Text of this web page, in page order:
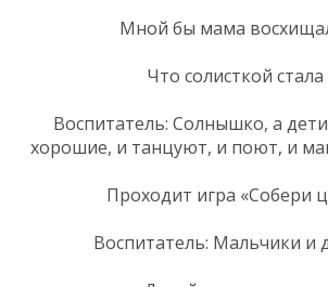
Мной бы мама
Что солисткой стала
Воспитатель: Солнышко, а
хорошие, и танцуют, и поют, и
Проходит игра «Собери
Воспитатель: Мальчики и